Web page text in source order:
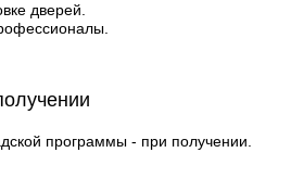
дверей.
программы - при получении.